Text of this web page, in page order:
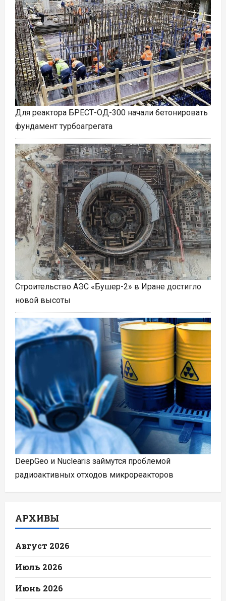
Для реактора БРЕСТ-ОД-300 начали бетонировать
фундамент турбоагрегата
Строительство АЭС «Бушер-2» в Иране достигло
новой высоты
DeepGeo и Nuclearis займутся проблемой
радиоактивных отходов микрореакторов
АРХИВЫ
Август 2026
Июль 2026
Июнь 2026